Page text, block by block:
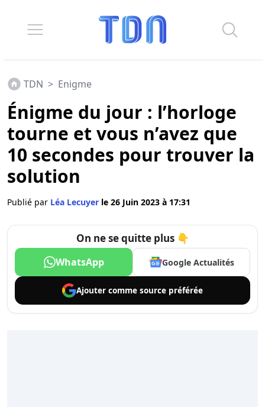
TDN > Enigme
Énigme du jour : l’horloge
tourne et vous n’avez que
10 secondes pour trouver la
solution
Publié par Léa Lecuyer le 26 Juin 2023 à 17:31
On ne se quitte plus 👇
WhatsApp Google Actualités
Ajouter comme source préférée